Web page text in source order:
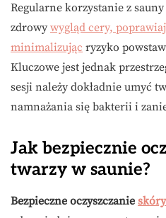
Regularne korzystanie z
zdrowy wygląd cery,
minimalizując ryzyko
Kluczowe jest jednak
sesji należy dokładnie umyć
namnażania się bakterii i
Jak bezpiecznie
twarzy w saunie?
Bezpieczne oczyszczanie